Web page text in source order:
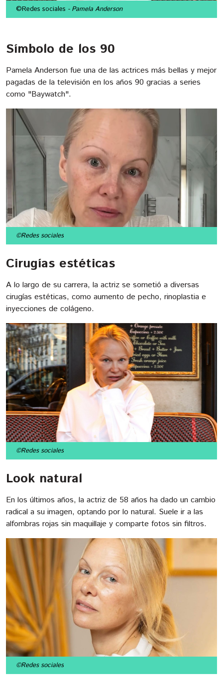
©Redes sociales - Pamela Anderson
Símbolo de los 90
Pamela Anderson fue una de las actrices más bellas y mejor
pagadas de la televisión en los años 90 gracias a series
como "Baywatch".
©Redes sociales
Cirugías estéticas
A lo largo de su carrera, la actriz se sometió a diversas
cirugías estéticas, como aumento de pecho, rinoplastia e
inyecciones de colágeno.
©Redes sociales
Look natural
En los últimos años, la actriz de 58 años ha dado un cambio
radical a su imagen, optando por lo natural. Suele ir a las
alfombras rojas sin maquillaje y comparte fotos sin filtros.
©Redes sociales